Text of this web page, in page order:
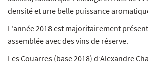
densité et une belle puissance
L'année 2018 est majoritairement
assemblée avec des vins de réserve.
Les Couarres (base 2018) d’Alexandre